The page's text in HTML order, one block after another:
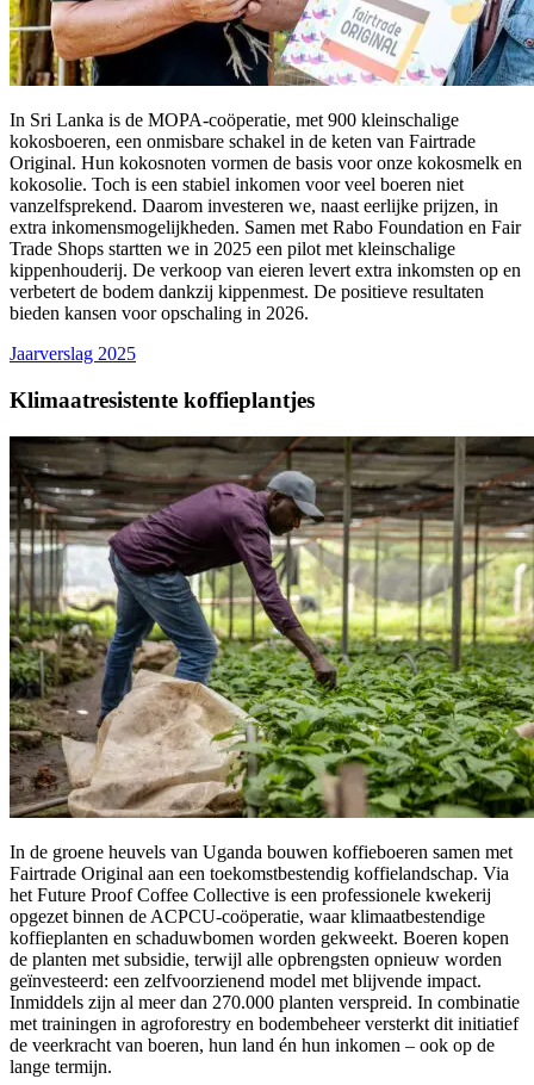
In Sri Lanka is de MOPA‑coöperatie, met 900 kleinschalige
kokosboeren, een onmisbare schakel in de keten van Fairtrade
Original. Hun kokosnoten vormen de basis voor onze kokosmelk en
kokosolie. Toch is een stabiel inkomen voor veel boeren niet
vanzelfsprekend. Daarom investeren we, naast eerlijke prijzen, in
extra inkomensmogelijkheden. Samen met Rabo Foundation en Fair
Trade Shops startten we in 2025 een pilot met kleinschalige
kippenhouderij. De verkoop van eieren levert extra inkomsten op en
verbetert de bodem dankzij kippenmest. De positieve resultaten
bieden kansen voor opschaling in 2026.
Jaarverslag 2025
Klimaatresistente koffieplantjes
In de groene heuvels van Uganda bouwen koffieboeren samen met
Fairtrade Original aan een toekomstbestendig koffielandschap. Via
het Future Proof Coffee Collective is een professionele kwekerij
opgezet binnen de ACPCU‑coöperatie, waar klimaatbestendige
koffieplanten en schaduwbomen worden gekweekt. Boeren kopen
de planten met subsidie, terwijl alle opbrengsten opnieuw worden
geïnvesteerd: een zelfvoorzienend model met blijvende impact.
Inmiddels zijn al meer dan 270.000 planten verspreid. In combinatie
met trainingen in agroforestry en bodembeheer versterkt dit initiatief
de veerkracht van boeren, hun land én hun inkomen – ook op de
lange termijn.